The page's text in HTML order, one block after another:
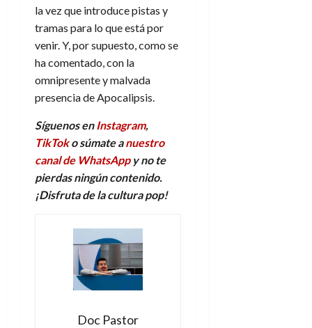
la vez que introduce pistas y
tramas para lo que está por
venir. Y, por supuesto, como se
ha comentado, con la
omnipresente y malvada
presencia de Apocalipsis.
Síguenos en Instagram,
TikToko súmate anuestro
canal de WhatsAppy no te
pierdas ningún contenido.
¡Disfruta de laculturapop!
Doc Pastor